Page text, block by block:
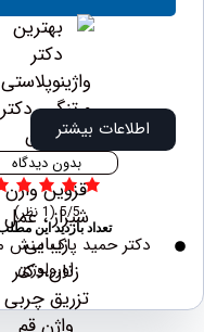
اطلاعات بیشتر
بدون دیدگاه
تعداد بازدید این مطلب83
دکتر حمید پاک منش
اورولوژی